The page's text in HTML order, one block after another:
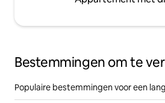
Bestemmingen om te
Populaire bestemmingen voor een